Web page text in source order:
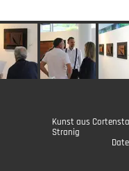
Kunst aus
Stranig